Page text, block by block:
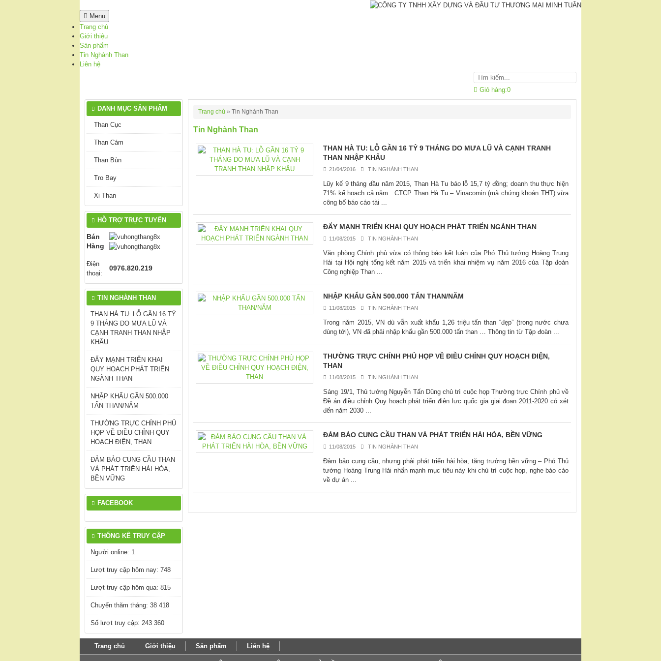
Menu
Trang chủ
Giới thiệu
Sản phẩm
Tin Nghành Than
Liên hệ
Giỏ hàng:0
Trang chủ » Tin Nghành Than
Tin Nghành Than
THAN HÀ TU: LỖ GẦN 16 TỶ 9 THÁNG DO MƯA LŨ VÀ CẠNH TRANH
THAN NHẬP KHẨU
21/04/2016 TIN NGHÀNH THAN
Lũy kế 9 tháng đầu năm 2015, Than Hà Tu báo lỗ 15,7 tỷ đồng; doanh thu thực hiện
71% kế hoạch cả năm. CTCP Than Hà Tu – Vinacomin (mã chứng khoán THT) vừa
công bố báo cáo tài ...
ĐẨY MẠNH TRIỂN KHAI QUY HOẠCH PHÁT TRIỂN NGÀNH THAN
11/08/2015 TIN NGHÀNH THAN
Văn phòng Chính phủ vừa có thông báo kết luận của Phó Thủ tướng Hoàng Trung
Hải tại Hội nghị tổng kết năm 2015 và triển khai nhiệm vụ năm 2016 của Tập đoàn
Công nghiệp Than ...
NHẬP KHẨU GẦN 500.000 TẤN THAN/NĂM
11/08/2015 TIN NGHÀNH THAN
Trong năm 2015, VN dù vẫn xuất khẩu 1,26 triệu tấn than “đẹp” (trong nước chưa
dùng tới), VN đã phải nhập khẩu gần 500.000 tấn than … Thông tin từ Tập đoàn ...
THƯỜNG TRỰC CHÍNH PHỦ HỌP VỀ ĐIỀU CHỈNH QUY HOẠCH ĐIỆN,
THAN
11/08/2015 TIN NGHÀNH THAN
Sáng 19/1, Thủ tướng Nguyễn Tấn Dũng chủ trì cuộc họp Thường trực Chính phủ về
Đề án điều chỉnh Quy hoạch phát triển điện lực quốc gia giai đoạn 2011-2020 có xét
đến năm 2030 ...
ĐẢM BẢO CUNG CẦU THAN VÀ PHÁT TRIỂN HÀI HÒA, BỀN VỮNG
11/08/2015 TIN NGHÀNH THAN
Đảm bảo cung cầu, nhưng phải phát triển hài hòa, tăng trưởng bền vững – Phó Thủ
tướng Hoàng Trung Hải nhấn mạnh mục tiêu này khi chủ trì cuộc họp, nghe báo cáo
về dự án ...
DANH MỤC SẢN PHẨM
Than Cục
Than Cám
Than Bùn
Tro Bay
Xi Than
HỖ TRỢ TRỰC TUYẾN
Bán
Hàng
Điện
thoại:
0976.820.219
TIN NGHÀNH THAN
THAN HÀ TU: LỖ GẦN 16 TỶ
9 THÁNG DO MƯA LŨ VÀ
CẠNH TRANH THAN NHẬP
KHẨU
ĐẨY MẠNH TRIỂN KHAI
QUY HOẠCH PHÁT TRIỂN
NGÀNH THAN
NHẬP KHẨU GẦN 500.000
TẤN THAN/NĂM
THƯỜNG TRỰC CHÍNH PHỦ
HỌP VỀ ĐIỀU CHỈNH QUY
HOẠCH ĐIỆN, THAN
ĐẢM BẢO CUNG CẦU THAN
VÀ PHÁT TRIỂN HÀI HÒA,
BỀN VỮNG
FACEBOOK
THỐNG KÊ TRUY CẬP
Người online: 1
Lượt truy cập hôm nay: 748
Lượt truy cập hôm qua: 815
Chuyến thăm tháng: 38 418
Số lượt truy cập: 243 360
Trang chủ Giới thiệu Sản phẩm Liên hệ